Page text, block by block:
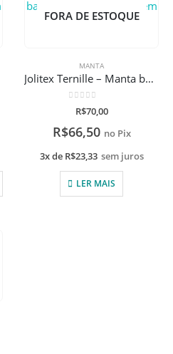
FORA DE ESTOQUE
MANTA
Jolitex Ternille – Manta baby com capuz Jolitex em desenho de leãozinho
de 5
R$70,00
R$66,50 no Pix
3x de R$23,33 sem juros
LER MAIS